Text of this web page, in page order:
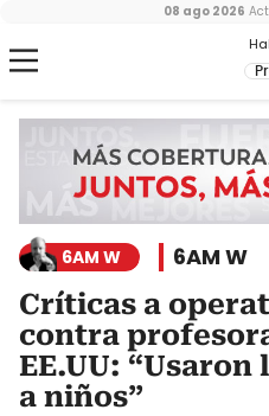
08 ago 2026
6AM W 6AM W
Críticas a
contra
EE.UU:
a niños”